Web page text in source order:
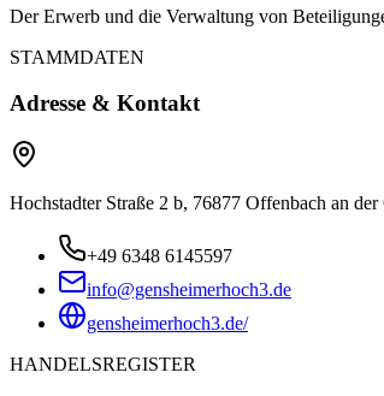
Der Erwerb und die Verwaltung von
STAMMDATEN
Adresse & Kontakt
Hochstadter Straße 2 b, 76877 Offenbach an der
+49 6348 6145597
info@gensheimerhoch3.de
gensheimerhoch3.de/
HANDELSREGISTER